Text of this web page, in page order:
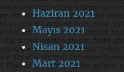
Haziran 2021
Mayıs 2021
Nisan 2021
Mart 2021